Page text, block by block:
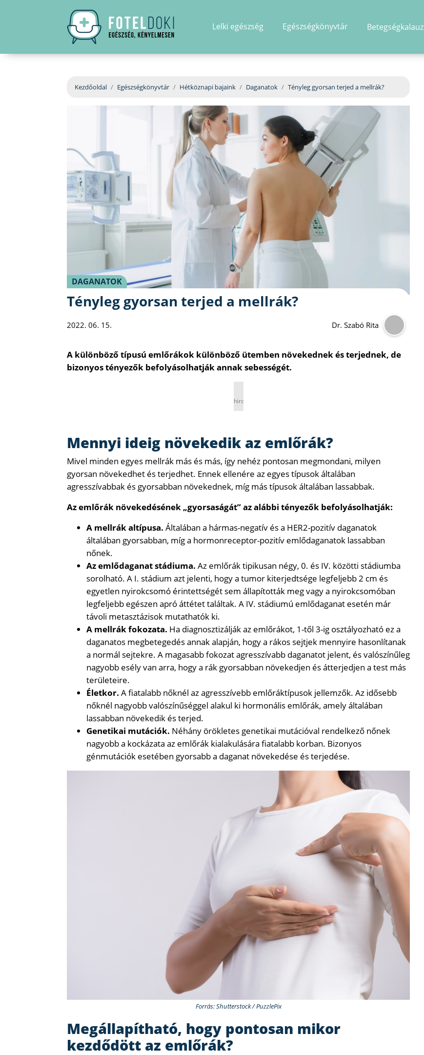
Lelki egészség Egészségkönyvtár Betegségkalauz
Kezdőoldal Egészségkönyvtár Hétköznapi bajaink Daganatok Tényleg gyorsan terjed a mellrák?
DAGANATOK
Tényleg gyorsan terjed a mellrák?
2022. 06. 15. Dr. Szabó Rita
A különböző típusú emlőrákok különböző ütemben növekednek és terjednek, de
bizonyos tényezők befolyásolhatják annak sebességét.
hirdetés
Mennyi ideig növekedik az emlőrák?
Mivel minden egyes mellrák más és más, így nehéz pontosan megmondani, milyen
gyorsan növekedhet és terjedhet. Ennek ellenére az egyes típusok általában
agresszívabbak és gyorsabban növekednek, míg más típusok általában lassabbak.
Az emlőrák növekedésének „gyorsaságát” az alábbi tényezők befolyásolhatják:
A mellrák altípusa. Általában a hármas-negatív és a HER2-pozitív daganatok
általában gyorsabban, míg a hormonreceptor-pozitív emlődaganatok lassabban
nőnek.
Az emlődaganat stádiuma. Az emlőrák tipikusan négy, 0. és IV. közötti stádiumba
sorolható. A I. stádium azt jelenti, hogy a tumor kiterjedtsége legfeljebb 2 cm és
egyetlen nyirokcsomó érintettségét sem állapították meg vagy a nyirokcsomóban
legfeljebb egészen apró áttétet találtak. A IV. stádiumú emlődaganat esetén már
távoli metasztázisok mutathatók ki.
A mellrák fokozata. Ha diagnosztizálják az emlőrákot, 1-től 3-ig osztályozható ez a
daganatos megbetegedés annak alapján, hogy a rákos sejtjek mennyire hasonlítanak
a normál sejtekre. A magasabb fokozat agresszívabb daganatot jelent, és valószínűleg
nagyobb esély van arra, hogy a rák gyorsabban növekedjen és átterjedjen a test más
területeire.
Életkor. A fiatalabb nőknél az agresszívebb emlőráktípusok jellemzők. Az idősebb
nőknél nagyobb valószínűséggel alakul ki hormonális emlőrák, amely általában
lassabban növekedik és terjed.
Genetikai mutációk. Néhány örökletes genetikai mutációval rendelkező nőnek
nagyobb a kockázata az emlőrák kialakulására fiatalabb korban. Bizonyos
génmutációk esetében gyorsabb a daganat növekedése és terjedése.
Forrás: Shutterstock / PuzzlePix
Megállapítható, hogy pontosan mikor
kezdődött az emlőrák?